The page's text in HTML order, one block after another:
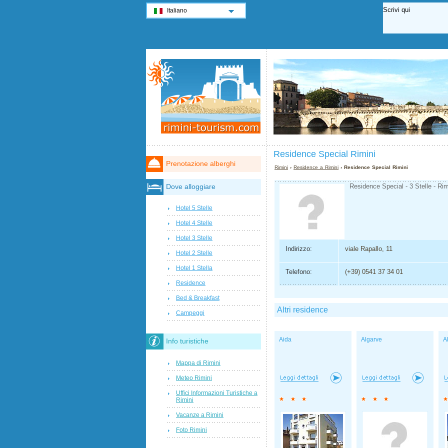
Residence Special Rimini
Rimini ›Residence a Rimini › Residence Special Rimini
Residence Special - 3 Stelle -
Indirizzo: viale Rapallo, 11
Telefono: (+39) 0541 37 34 01
Altri residence
Aida Algarve
Prenotazione alberghi
Dove alloggiare
Hotel 5 Stelle
Hotel 4 Stelle
Hotel 3 Stelle
Hotel 2 Stelle
Hotel 1 Stella
Residence
Bed & Breakfast
Campeggi
Info turistiche
Mappa di Rimini
Meteo Rimini
Uffici Informazioni Turistiche a
Rimini
Vacanze a Rimini
Foto Rimini
Italiano